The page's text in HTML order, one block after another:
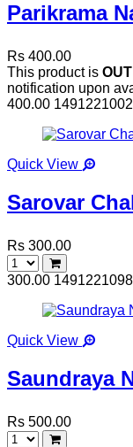
Parikrama
Rs 400.00
This product is
notification upon
400.00 1491221002
Quick View
Sarovar
Rs 300.00
300.00 1491221098
Quick View
Saundraya
Rs 500.00